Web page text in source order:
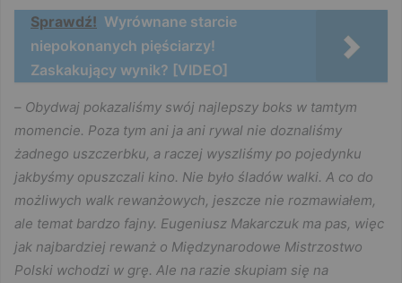
Sprawdź! Wyrównane starcie
niepokonanych pięściarzy!
Zaskakujący wynik? [VIDEO]
– Obydwaj pokazaliśmy swój najlepszy boks w tamtym
momencie. Poza tym ani ja ani rywal nie doznaliśmy
żadnego uszczerbku, a raczej wyszliśmy po pojedynku
jakbyśmy opuszczali kino. Nie było śladów walki. A co do
możliwych walk rewanżowych, jeszcze nie rozmawiałem,
ale temat bardzo fajny. Eugeniusz Makarczuk ma pas, więc
jak najbardziej rewanż o Międzynarodowe Mistrzostwo
Polski wchodzi w grę. Ale na razie skupiam się na